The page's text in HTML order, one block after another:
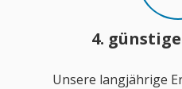
4.
Unsere langjährige